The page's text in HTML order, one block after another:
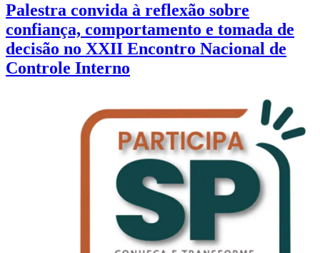
Palestra convida à reflexão sobre
confiança, comportamento e tomada de
decisão no XXII Encontro Nacional de
Controle Interno